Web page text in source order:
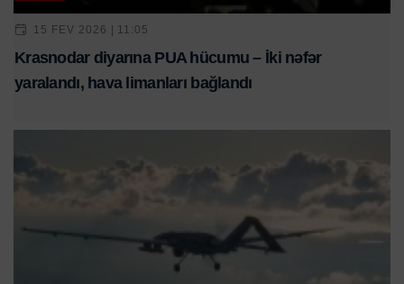
15 FEV 2026 | 11:05
Krasnodar diyarına PUA hücumu – İki nəfər
yaralandı, hava limanları bağlandı